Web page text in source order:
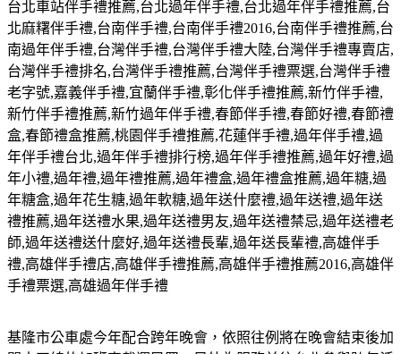
台北車站伴手禮推薦,台北過年伴手禮,台北過年伴手禮推薦,台
北麻糬伴手禮,台南伴手禮,台南伴手禮2016,台南伴手禮推薦,台
南過年伴手禮,台灣伴手禮,台灣伴手禮大陸,台灣伴手禮專賣店,
台灣伴手禮排名,台灣伴手禮推薦,台灣伴手禮票選,台灣伴手禮
老字號,嘉義伴手禮,宜蘭伴手禮,彰化伴手禮推薦,新竹伴手禮,
新竹伴手禮推薦,新竹過年伴手禮,春節伴手禮,春節好禮,春節禮
盒,春節禮盒推薦,桃園伴手禮推薦,花蓮伴手禮,過年伴手禮,過
年伴手禮台北,過年伴手禮排行榜,過年伴手禮推薦,過年好禮,過
年小禮,過年禮,過年禮推薦,過年禮盒,過年禮盒推薦,過年糖,過
年糖盒,過年花生糖,過年軟糖,過年送什麼禮,過年送禮,過年送
禮推薦,過年送禮水果,過年送禮男友,過年送禮禁忌,過年送禮老
師,過年送禮送什麼好,過年送禮長輩,過年送長輩禮,高雄伴手
禮,高雄伴手禮店,高雄伴手禮推薦,高雄伴手禮推薦2016,高雄伴
手禮票選,高雄過年伴手禮
基隆市公車處今年配合跨年晚會，依照往例將在晚會結束後加